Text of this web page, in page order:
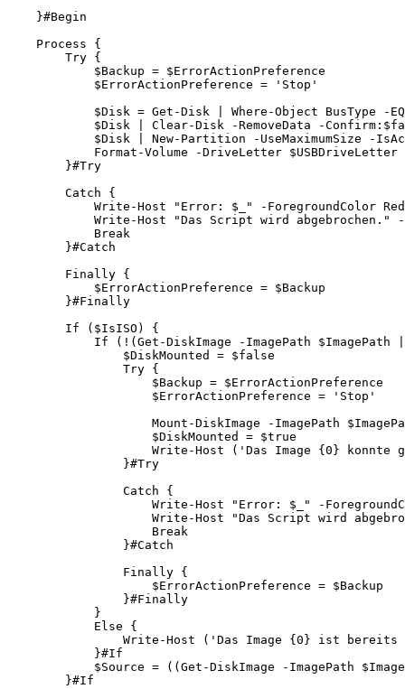
    }#Begin
    Process {
        Try {
            $Backup = $ErrorActionPreference
            $ErrorActionPreference = 'Stop'
$Disk = Get-Disk | Where-Object BusType -
$Disk | Clear-Disk -RemoveData -
$Disk | New-Partition -UseMaximumSize -
Format-Volume -DriveLetter
        }#Try
        Catch {
            Write-Host "Error: $_" -ForegroundColor Red
Write-Host "Das Script wird abgebrochen."
            Break
        }#Catch
        Finally {
            $ErrorActionPreference = $Backup
        }#Finally
        If ($IsISO) {
If (!(Get-DiskImage -ImagePath $ImagePath
                $DiskMounted = $false
                Try {
                    $Backup = $ErrorActionPreference
                    $ErrorActionPreference = 'Stop'
Mount-DiskImage -ImagePath
                    $DiskMounted = $true
Write-Host ('Das Image {0} konnte
                }#Try
                Catch {
Write-Host "Error: $_" -
Write-Host "Das Script wird
                    Break
                }#Catch
                Finally {
                    $ErrorActionPreference = $Backup
                }#Finally
            }
            Else {
Write-Host ('Das Image {0} ist
            }#If
$Source = ((Get-DiskImage -ImagePath
        }#If